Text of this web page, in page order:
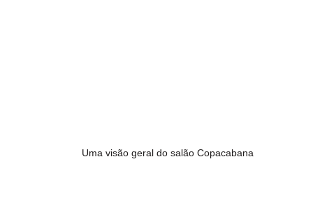
Uma visão geral do salão Copacabana